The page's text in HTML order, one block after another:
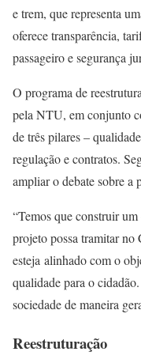
e trem, que representa
oferece transparência,
passageiro e segurança
O programa de
pela NTU, em conjunto
de três pilares –
regulação e contratos.
ampliar o debate sobre a
“Temos que construir
projeto possa tramitar no
esteja alinhado com o
qualidade para o
sociedade de maneira
Reestruturação